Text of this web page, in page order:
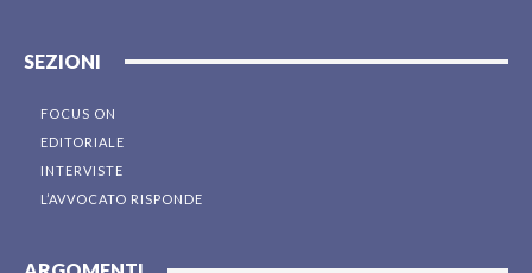
SEZIONI
FOCUS ON
EDITORIALE
INTERVISTE
L’AVVOCATO RISPONDE